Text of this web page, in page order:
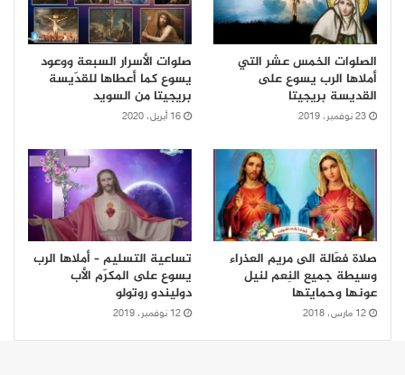
الصلوات الخمس عشر التي
أملاها الرب يسوع على
القديسة بريجيتا
23 نوفمبر، 2019
صلوات الأسرار السبعة ووعود
يسوع كما أعطاها للقدّيسة
بريجيتا من السويد
16 أبريل، 2020
صلاة فعّالة الى مريم العذراء
وسيطة جميع النِعم لنيل
عونها وحمايتها
12 مارس، 2018
تساعية التسليم – أملاها الرب
يسوع على المكرّم الأب
دوليندو روتولو
12 نوفمبر، 2019